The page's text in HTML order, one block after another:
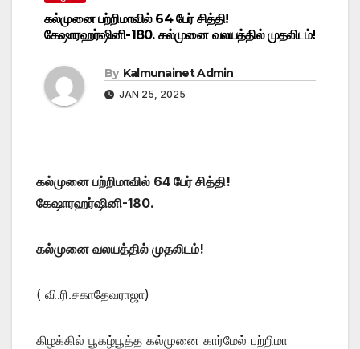
கல்முனை பற்றிமாவில் 64 பேர் சித்தி!
கேஷாரஹர்ஷினி-180. கல்முனை வலயத்தில் முதலிடம்!
By Kalmunainet Admin
JAN 25, 2025
கல்முனை பற்றிமாவில் 64 பேர் சித்தி!
கேஷாரஹர்ஷினி-180.
கல்முனை வலயத்தில் முதலிடம்!
( வி.ரி.சகாதேவராஜா)
கிழக்கில் பூகழ்பூத்த கல்முனை கார்மேல் பற்றிமா